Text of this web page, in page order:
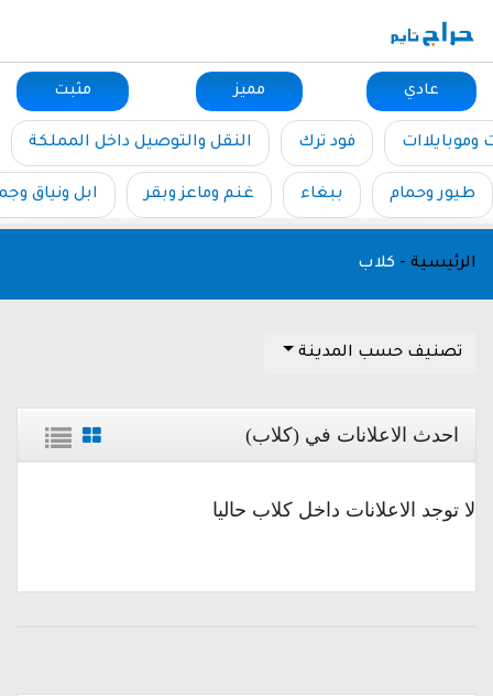
عادي مميز مثبت
وموبايلاات فود ترك النقل والتوصيل داخل المملكة
طيور وحمام ببغاء غنم وماعز وبقر ابل ونياق
الرئيسية - كلاب
تصنيف حسب المدينة
احدث الاعلانات في (كلاب)
لا توجد الاعلانات داخل كلاب حاليا